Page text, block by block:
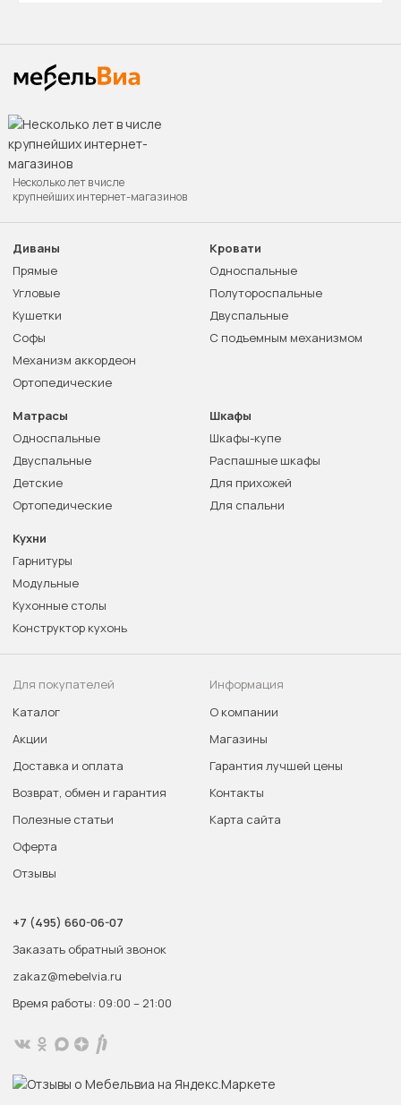
Несколько лет в числе
крупнейших интернет-магазинов
Диваны
Прямые
Угловые
Кушетки
Софы
Механизм аккордеон
Ортопедические
Кровати
Односпальные
Полутороспальные
Двуспальные
С подъемным механизмом
Матрасы
Односпальные
Двуспальные
Детские
Ортопедические
Шкафы
Шкафы-купе
Распашные шкафы
Для прихожей
Для спальни
Кухни
Гарнитуры
Модульные
Кухонные столы
Конструктор кухонь
Для покупателей
Каталог
Акции
Доставка и оплата
Возврат, обмен и гарантия
Полезные статьи
Оферта
Отзывы
Информация
О компании
Магазины
Гарантия лучшей цены
Контакты
Карта сайта
+7 (495) 660-06-07
Заказать обратный звонок
zakaz@mebelvia.ru
Время работы: 09:00 – 21:00